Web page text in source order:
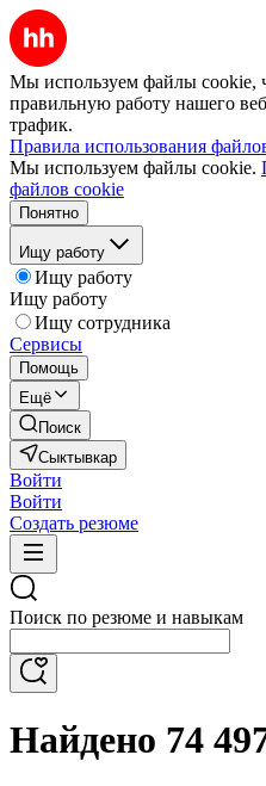
Мы используем файлы cookie,
правильную работу нашего
трафик.
Правила использования
Мы используем файлы cookie.
файлов cookie
Понятно
Ищу работу
Ищу работу
Ищу работу
Ищу сотрудника
Сервисы
Помощь
Ещё
Поиск
Сыктывкар
Войти
Войти
Создать резюме
Поиск по резюме и навыкам
Найдено 74